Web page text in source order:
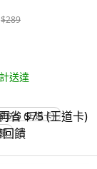
$289
送達
$75 (王道卡)